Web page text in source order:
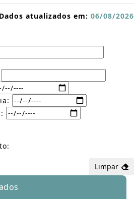
Dados atualizados em: 06/08/2026
Limpar